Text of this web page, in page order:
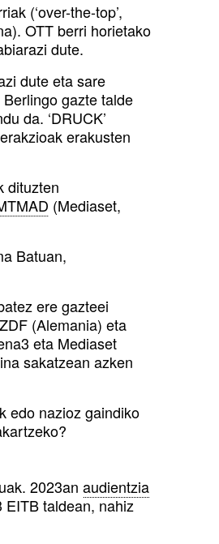
(‘over-the-top’,
OTT berri horietako
dute.
dute eta sare
gazte talde
da. ‘DRUCK’
erakusten
dituzten
(Mediaset,
Batuan,
ere gazteei
(Alemania) eta
eta Mediaset
sakatzean azken
edo nazioz gaindiko
2023an audientzia
taldean, nahiz